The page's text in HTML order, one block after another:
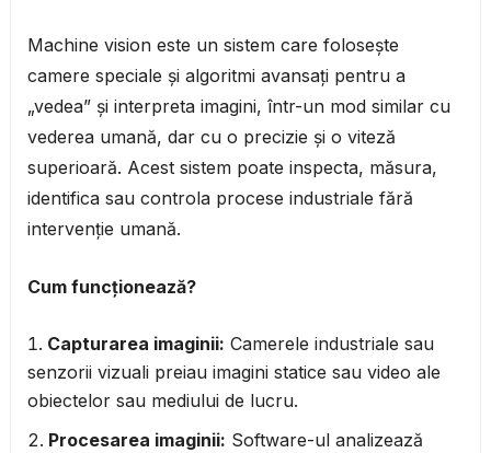
Machine vision este un sistem care folosește
camere speciale și algoritmi avansați pentru a
„vedea” și interpreta imagini, într-un mod similar cu
vederea umană, dar cu o precizie și o viteză
superioară. Acest sistem poate inspecta, măsura,
identifica sau controla procese industriale fără
intervenție umană.
Cum funcționează?
Capturarea imaginii: Camerele industriale sau
senzorii vizuali preiau imagini statice sau video ale
obiectelor sau mediului de lucru.
Procesarea imaginii: Software-ul analizează